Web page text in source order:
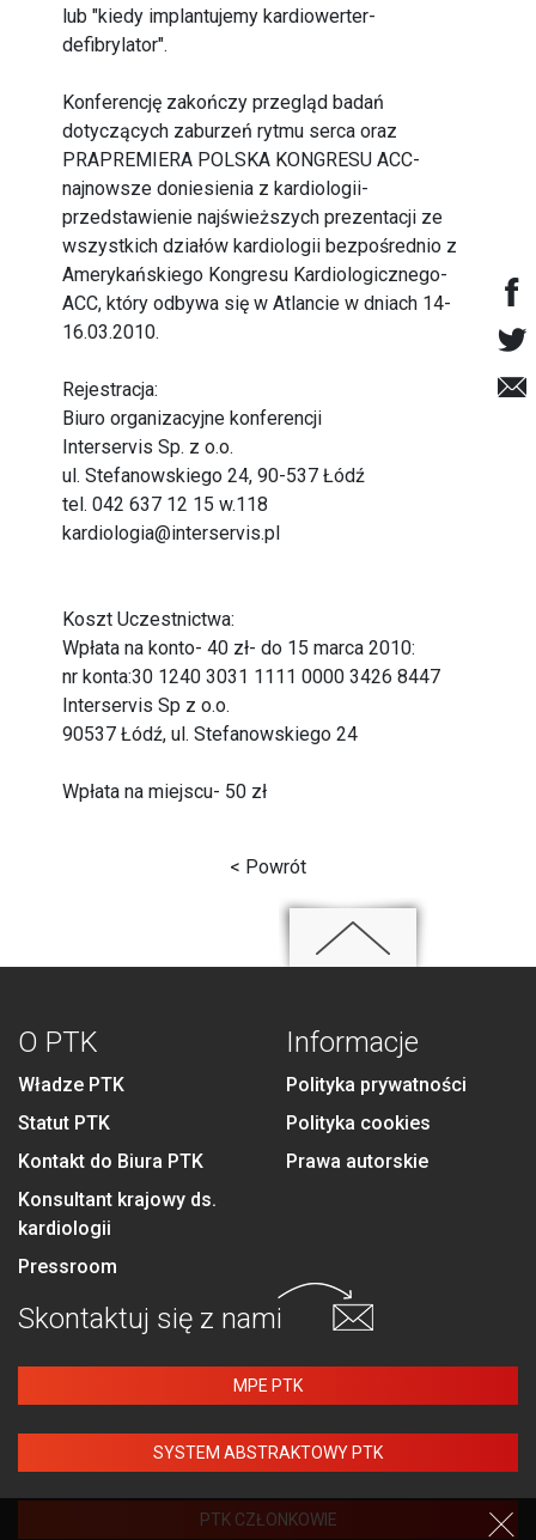
lub "kiedy implantujemy kardiowerter-
defibrylator".
Konferencję zakończy przegląd badań
dotyczących zaburzeń rytmu serca oraz
PRAPREMIERA POLSKA KONGRESU ACC-
najnowsze doniesienia z kardiologii-
przedstawienie najświeższych prezentacji ze
wszystkich działów kardiologii bezpośrednio z
Amerykańskiego Kongresu Kardiologicznego-
ACC, który odbywa się w Atlancie w dniach 14-
16.03.2010.
Rejestracja:
Biuro organizacyjne konferencji
Interservis Sp. z o.o.
ul. Stefanowskiego 24, 90-537 Łódź
tel. 042 637 12 15 w.118
kardiologia@interservis.pl
Koszt Uczestnictwa:
Wpłata na konto- 40 zł- do 15 marca 2010:
nr konta:30 1240 3031 1111 0000 3426 8447
Interservis Sp z o.o.
90537 Łódź, ul. Stefanowskiego 24
Wpłata na miejscu- 50 zł
< Powrót
O PTK
Władze PTK
Statut PTK
Kontakt do Biura PTK
Konsultant krajowy ds.
kardiologii
Pressroom
Informacje
Polityka prywatności
Polityka cookies
Prawa autorskie
Skontaktuj się z nami
MPE PTK
SYSTEM ABSTRAKTOWY PTK
PTK CZŁONKOWIE